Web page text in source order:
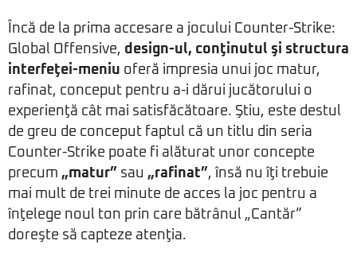
Încă de la prima accesare a jocului Counter-Strike:
Global Offensive, design-ul, conţinutul şi structura
interfeţei-meniu oferă impresia unui joc matur,
rafinat, conceput pentru a-i dărui jucătorului o
experienţă cât mai satisfăcătoare. Ştiu, este destul
de greu de conceput faptul că un titlu din seria
Counter-Strike poate fi alăturat unor concepte
precum „matur” sau „rafinat”, însă nu îţi trebuie
mai mult de trei minute de acces la joc pentru a
înţelege noul ton prin care bătrânul „Cantăr”
doreşte să capteze atenţia.